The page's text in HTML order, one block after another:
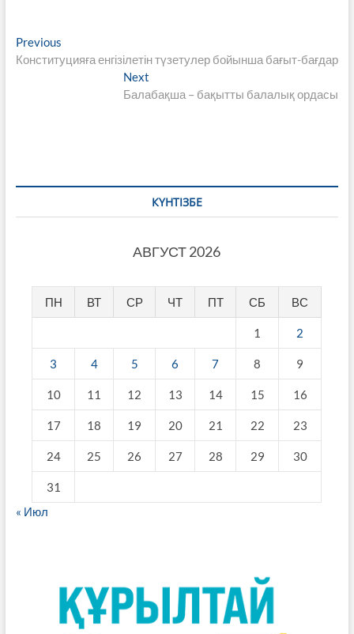
Навигация
по
PreviousPrevious
post:
Конституцияға енгізілетін түзетулер бойынша бағыт-бағдар
Next
post:
Балабақша – бақытты балалық ордасы
КҮНТІЗБЕ
АВГУСТ 2026
ПН ВТ СР ЧТ ПТ СБ ВС
1 2
3 4 5 6 7 8 9
10 11 12 13 14 15 16
17 18 19 20 21 22 23
24 25 26 27 28 29 30
31
« Июл